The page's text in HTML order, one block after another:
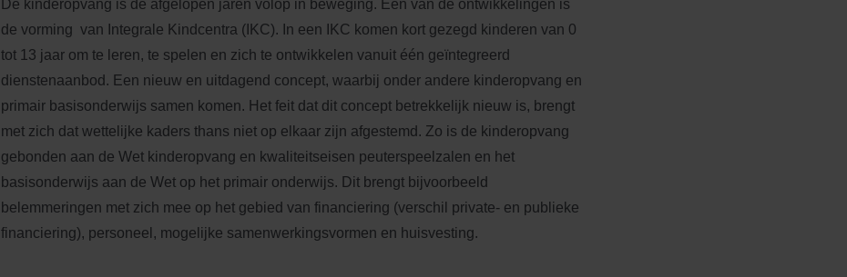
De kinderopvang is de afgelopen jaren volop in beweging. Een van de ontwikkelingen is
de vorming van Integrale Kindcentra (IKC). In een IKC komen kort gezegd kinderen van 0
tot 13 jaar om te leren, te spelen en zich te ontwikkelen vanuit één geïntegreerd
dienstenaanbod. Een nieuw en uitdagend concept, waarbij onder andere kinderopvang en
primair basisonderwijs samen komen. Het feit dat dit concept betrekkelijk nieuw is, brengt
met zich dat wettelijke kaders thans niet op elkaar zijn afgestemd. Zo is de kinderopvang
gebonden aan de Wet kinderopvang en kwaliteitseisen peuterspeelzalen en het
basisonderwijs aan de Wet op het primair onderwijs. Dit brengt bijvoorbeeld
belemmeringen met zich mee op het gebied van financiering (verschil private- en publieke
financiering), personeel, mogelijke samenwerkingsvormen en huisvesting.